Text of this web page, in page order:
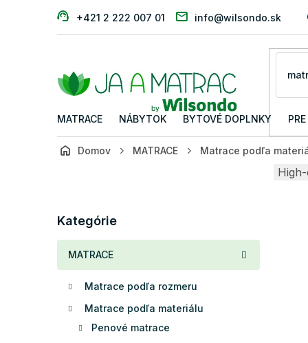
+421 2 222 007 01 info@wilsondo.sk
MATRACE NÁBYTOK BYTOVÉ DOPLNKY
Domov MATRACE Matrace podľa
n
kategórie
Kategórie
MATRACE
Matrace podľa rozmeru
Matrace podľa materiálu
Penové matrace